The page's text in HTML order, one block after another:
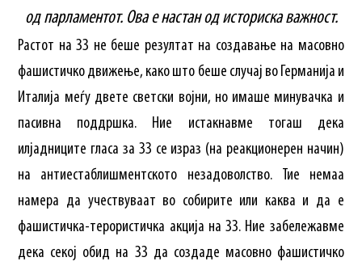
од парламентот. Ова е настан од историска важност.
Растот на ЗЗ не беше резултат на создавање на масовно
фашистичко движење, како што беше случај во Германија и
Италија меѓу двете светски војни, но имаше минувачка и
пасивна поддршка. Ние истакнавме тогаш дека
илјадниците гласа за ЗЗ се израз (на реакционерен начин)
на антиестаблишментското незадоволство. Тие немаа
намера да учествуваат во собирите или каква и да е
фашистичка-терористичка акција на ЗЗ. Ние забележавме
дека секој обид на ЗЗ да создаде масовно фашистичко